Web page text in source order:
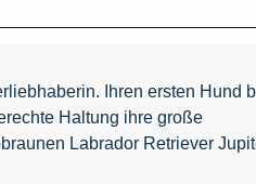
Ihren ersten Hund
Haltung ihre große
Labrador Retriever